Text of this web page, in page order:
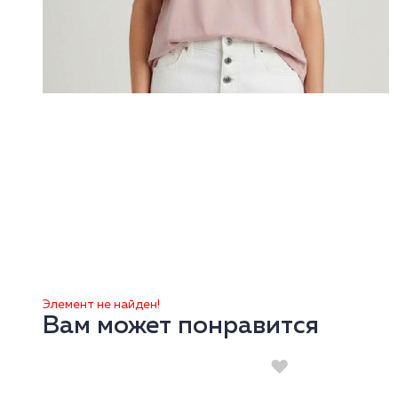
Элемент не найден!
Вам может понравится